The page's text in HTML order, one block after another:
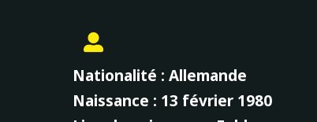
Nationalité : Allemande
Naissance : 13 février 1980